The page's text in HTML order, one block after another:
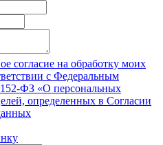
согласие на обработку моих
с Федеральным
ФЗ «О персональных
определенных в Согласии